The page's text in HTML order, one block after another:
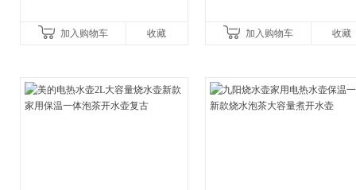
加入购物车 收藏 加入购物车 收藏